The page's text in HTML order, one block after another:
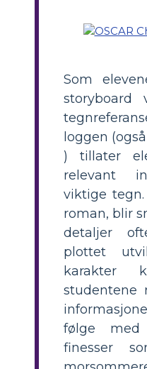
Som
loggen
) tillater
relevant
viktige
roman, blir
detaljer
plottet
karakter
studentene
følge
finesser